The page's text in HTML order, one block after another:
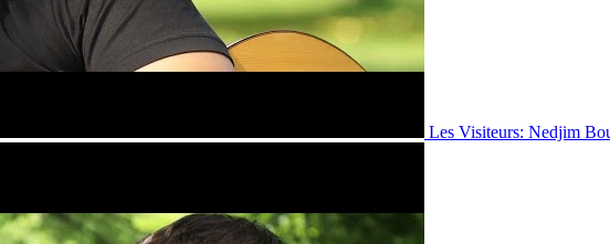
Les Visiteurs: Nedjim